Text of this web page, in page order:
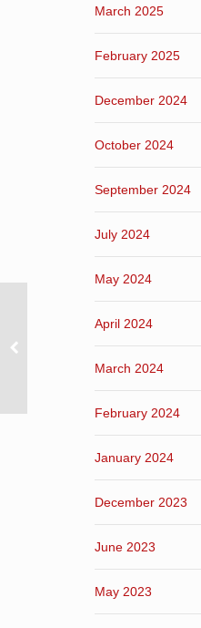
March 2025
February 2025
December 2024
October 2024
September 2024
July 2024
May 2024
April 2024
March 2024
February 2024
January 2024
December 2023
June 2023
May 2023